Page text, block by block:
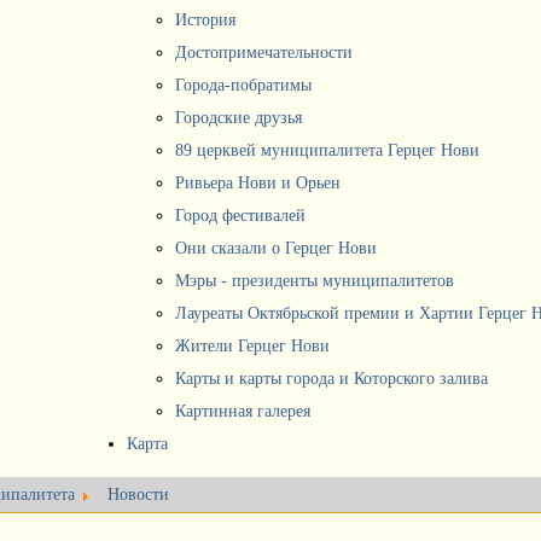
История
Достопримечательности
Города-побратимы
Городские друзья
89 церквей муниципалитета Герцег Нови
Ривьера Нови и Орьен
Город фестивалей
Они сказали о Герцег Нови
Мэры - президенты муниципалитетов
Лауреаты Октябрьской премии и Хартии Герцег
Жители Герцег Нови
Карты и карты города и Которского залива
Картинная галерея
Карта
Новости